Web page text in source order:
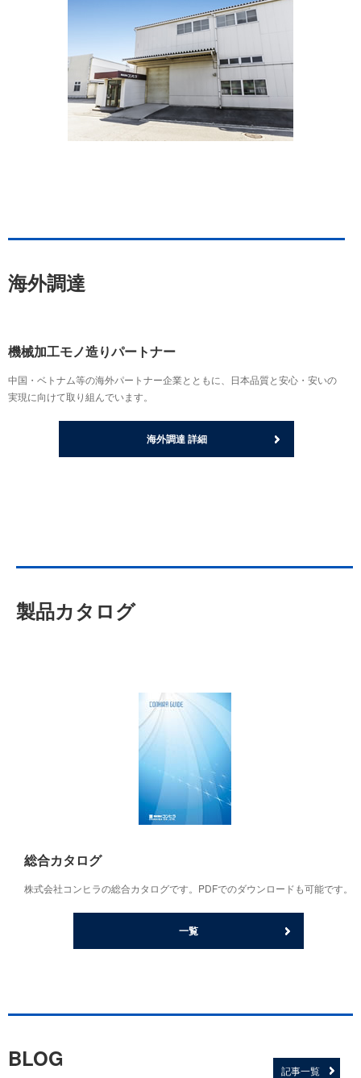
海外調達
機械加工モノ造りパートナー
中国・ベトナム等の海外パートナー企業とともに、日本品質と安心・安いの
実現に向けて取り組んでいます。
海外調達 詳細
製品カタログ
総合カタログ
株式会社コンヒラの総合カタログです。PDFでのダウンロードも可能です。
一覧
BLOG 記事一覧